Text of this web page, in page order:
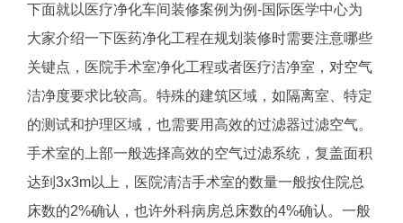
下面就以医疗净化车间装修案例为例-国际医学中心为
大家介绍一下医药净化工程在规划装修时需要注意哪些
关键点，医院手术室净化工程或者医疗洁净室，对空气
洁净度要求比较高。特殊的建筑区域，如隔离室、特定
的测试和护理区域，也需要用高效的过滤器过滤空气。
手术室的上部一般选择高效的空气过滤系统，复盖面积
达到3x3m以上，医院清洁手术室的数量一般按住院总
床数的2%确认，也许外科病房总床数的4%确认。一般